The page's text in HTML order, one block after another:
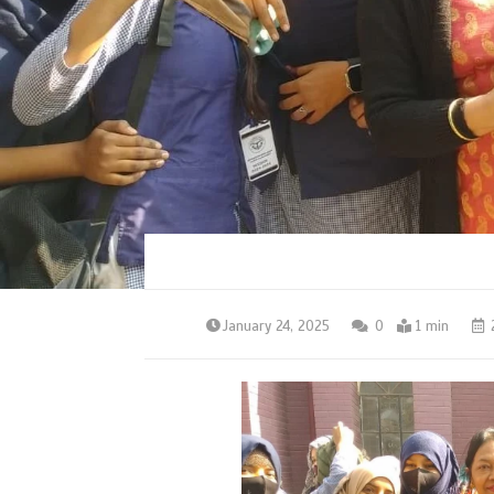
January 24, 2025 0 1 min